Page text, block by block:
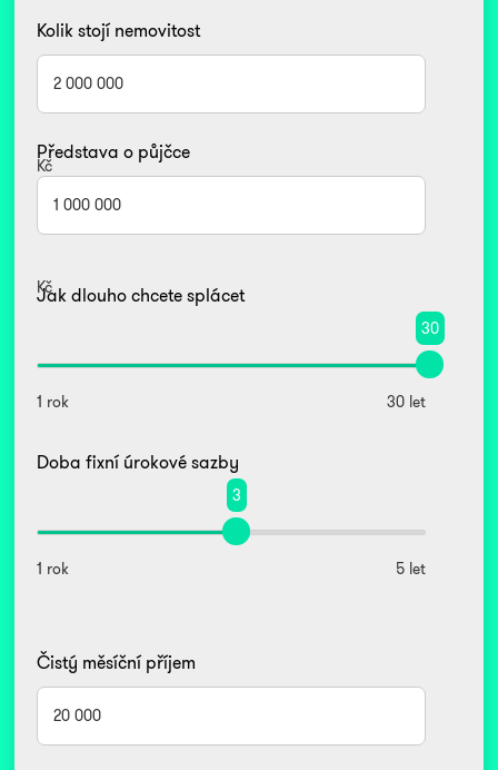
Kolik stojí nemovitost
Kč
Představa o půjčce
Kč
Jak dlouho chcete splácet
30
1 rok 30 let
Doba fixní úrokové sazby
3
1 rok 5 let
Čistý měsíční příjem